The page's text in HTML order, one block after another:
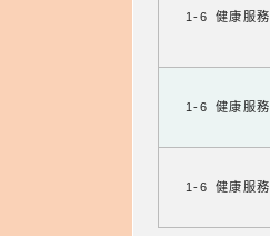
1-6 健康服務
1-6 健康服務
1-6 健康服務